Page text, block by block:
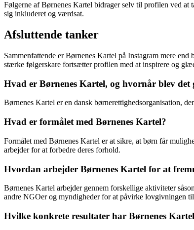
Følgerne af Børnenes Kartel bidrager selv til profilen ved at
sig inkluderet og værdsat.
Afsluttende tanker
Sammenfattende er Børnenes Kartel på Instagram mere
stærke følgerskare fortsætter profilen med at inspirere og
Hvad er Børnenes Kartel, og hvornår blev det
Børnenes Kartel er en dansk børnerettighedsorganisation,
Hvad er formålet med Børnenes Kartel?
Formålet med Børnenes Kartel er at sikre, at børn får
arbejder for at forbedre deres forhold.
Hvordan arbejder Børnenes Kartel for at
Børnenes Kartel arbejder gennem forskellige aktiviteter
andre NGOer og myndigheder for at påvirke lovgivningen
Hvilke konkrete resultater har Børnenes